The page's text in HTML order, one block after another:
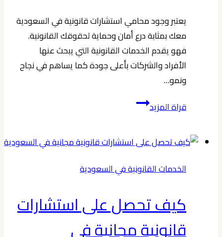
يعتبر وجود محامي استشارات قانونية في السعودية
معك بمثابة درع أمان وحماية لحقوقك القانونية.
فهو يقدم الخدمات القانونية التي يبحث عنها
الأفراد والشركات بأعلى جودة كما يساهم في نجاح
ونمو…
قراة المزيدلماذا
محامي
استشارات
قانونية
السعودية
الخدمات القانونية في السعودية
كيف تحصل على استشارات
قانونية مجانية في